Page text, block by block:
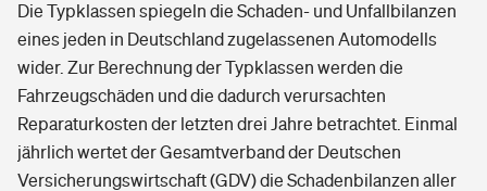
Die Typklassen spiegeln die Schaden- und Unfallbilanzen
eines jeden in Deutschland zugelassenen Automodells
wider. Zur Berechnung der Typklassen werden die
Fahrzeugschäden und die dadurch verursachten
Reparaturkosten der letzten drei Jahre betrachtet. Einmal
jährlich wertet der Gesamtverband der Deutschen
Versicherungswirtschaft (GDV) die Schadenbilanzen aller